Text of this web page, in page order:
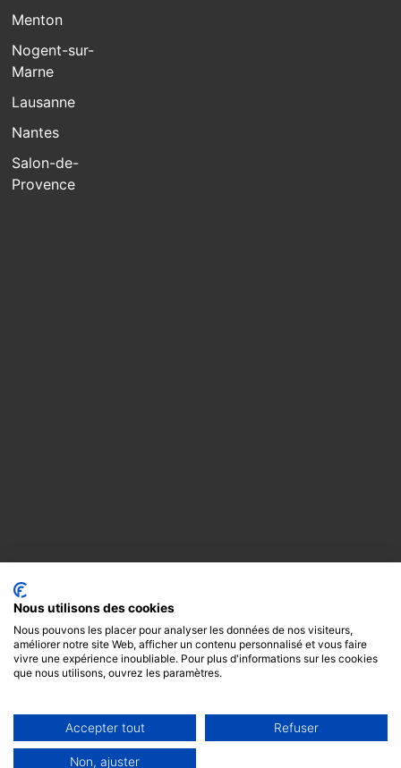
Menton
Nogent-sur-
Marne
Lausanne
Nantes
Salon-de-
Provence
Copyright
© 2024 -
GODOT &
Mentions
Nous utilisons des cookies
Nous pouvons les placer pour analyser les données de nos visiteurs,
améliorer notre site Web, afficher un contenu personnalisé et vous faire
vivre une expérience inoubliable. Pour plus d'informations sur les cookies
que nous utilisons, ouvrez les paramètres.
Accepter tout Refuser
Non, ajuster